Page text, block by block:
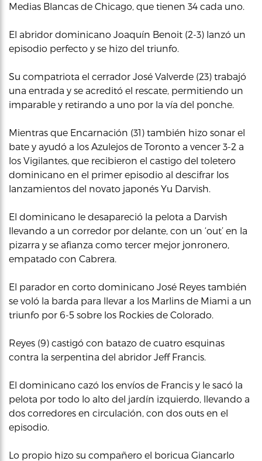
Medias Blancas de Chicago, que tienen 34 cada uno.
El abridor dominicano Joaquín Benoit (2-3) lanzó un
episodio perfecto y se hizo del triunfo.
Su compatriota el cerrador José Valverde (23) trabajó
una entrada y se acreditó el rescate, permitiendo un
imparable y retirando a uno por la vía del ponche.
Mientras que Encarnación (31) también hizo sonar el
bate y ayudó a los Azulejos de Toronto a vencer 3-2 a
los Vigilantes, que recibieron el castigo del toletero
dominicano en el primer episodio al descifrar los
lanzamientos del novato japonés Yu Darvish.
El dominicano le desapareció la pelota a Darvish
llevando a un corredor por delante, con un ‘out’ en la
pizarra y se afianza como tercer mejor jonronero,
empatado con Cabrera.
El parador en corto dominicano José Reyes también
se voló la barda para llevar a los Marlins de Miami a un
triunfo por 6-5 sobre los Rockies de Colorado.
Reyes (9) castigó con batazo de cuatro esquinas
contra la serpentina del abridor Jeff Francis.
El dominicano cazó los envíos de Francis y le sacó la
pelota por todo lo alto del jardín izquierdo, llevando a
dos corredores en circulación, con dos outs en el
episodio.
Lo propio hizo su compañero el boricua Giancarlo